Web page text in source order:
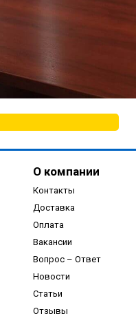
О компании
Контакты
Доставка
Оплата
Вакансии
Вопрос – Ответ
Новости
Статьи
Отзывы